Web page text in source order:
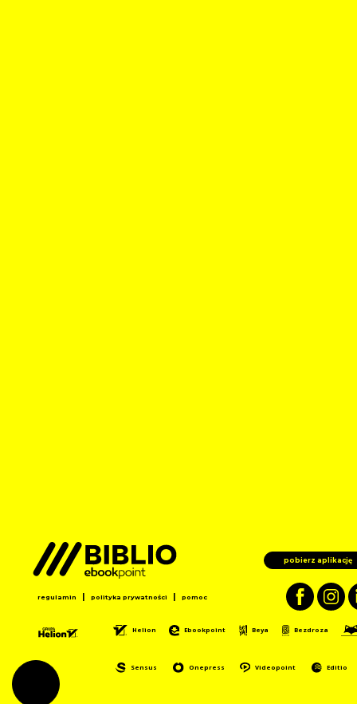
pobierz aplikację
regulamin | polityka prywatności | pomoc
Helion Ebookpoint Beya Bezdroza
Sensus Onepress Videopoint Editio